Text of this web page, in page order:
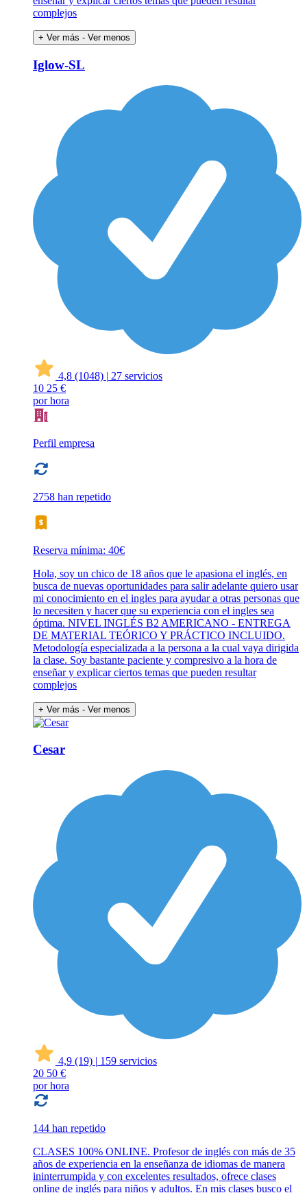
complejos
+ Ver más - Ver menos
Iglow-SL
4,8 (1048) | 27 servicios
10 25 €
por hora
Perfil empresa
2758 han repetido
Reserva mínima: 40€
Hola, soy un chico de 18 años que le apasiona el inglés, en
busca de nuevas oportunidades para salir adelante quiero usar
mi conocimiento en el ingles para ayudar a otras personas que
lo necesiten y hacer que su experiencia con el ingles sea
óptima. NIVEL INGLÉS B2 AMERICANO - ENTREGA
DE MATERIAL TEÓRICO Y PRÁCTICO INCLUIDO.
Metodología especializada a la persona a la cual vaya dirigida
la clase. Soy bastante paciente y compresivo a la hora de
enseñar y explicar ciertos temas que pueden resultar
complejos
+ Ver más - Ver menos
Cesar
4,9 (19) | 159 servicios
20 50 €
por hora
144 han repetido
CLASES 100% ONLINE. Profesor de inglés con más de 35
años de experiencia en la enseñanza de idiomas de manera
ininterrumpida y con excelentes resultados, ofrece clases
online de inglés para niños y adultos. En mis clases busco el